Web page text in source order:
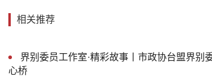
相关推荐
界别委员工作室·精彩故事丨市政协台盟界别
心桥